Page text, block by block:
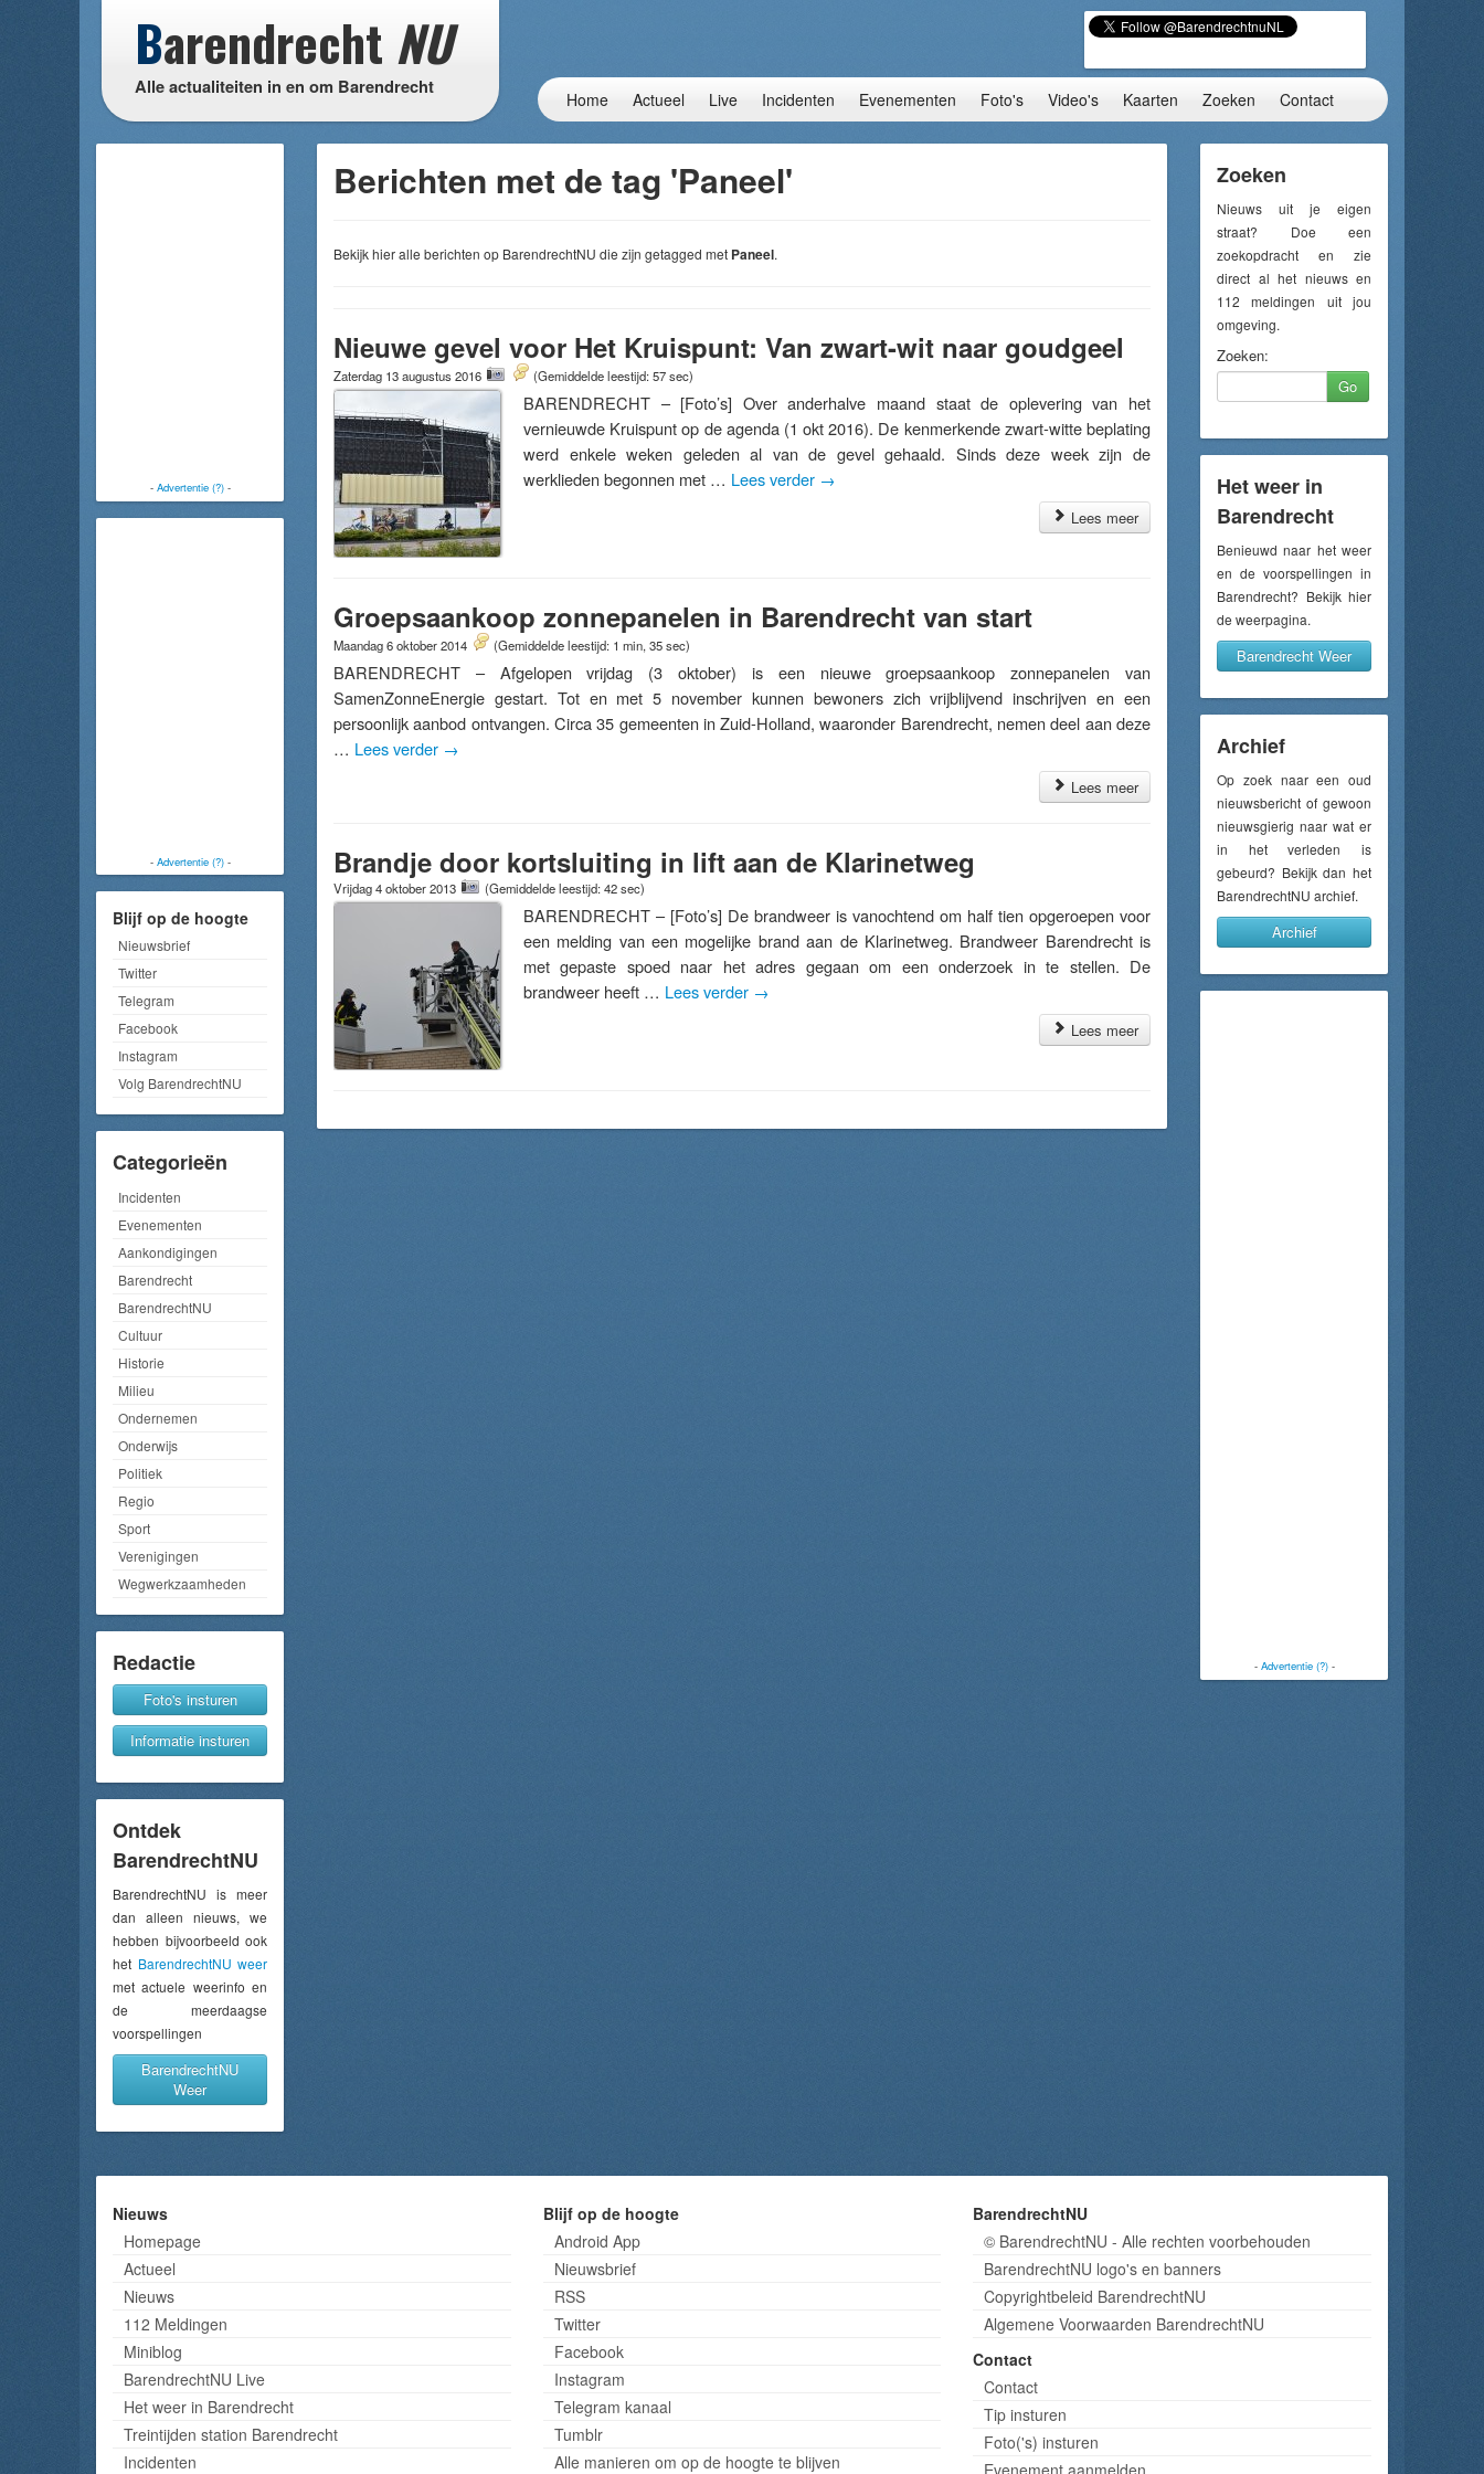
Barendrecht NU
Alle actualiteiten in en om Barendrecht
Home Actueel Live Incidenten Evenementen Foto's Video's Kaarten Zoeken Contact
- Advertentie (?)-
- Advertentie (?)-
Blijf op de hoogte
Nieuwsbrief
Twitter
Telegram
Facebook
Instagram
Volg BarendrechtNU
Categorieën
Incidenten
Evenementen
Aankondigingen
Barendrecht
BarendrechtNU
Cultuur
Historie
Milieu
Ondernemen
Onderwijs
Politiek
Regio
Sport
Verenigingen
Wegwerkzaamheden
Redactie
Foto's insturen
Informatie insturen
Ontdek
BarendrechtNU
BarendrechtNU is meer
dan alleen nieuws, we
hebben bijvoorbeeld ook
het BarendrechtNU weer
met actuele weerinfo en
de meerdaagse
voorspellingen
BarendrechtNU
Weer
Berichten met de tag 'Paneel'
Bekijk hier alle berichten op BarendrechtNU die zijn getagged met Paneel.
Nieuwe gevel voor Het Kruispunt: Van zwart-wit naar goudgeel
Zaterdag 13 augustus 2016 (Gemiddelde leestijd: 57 sec)
BARENDRECHT – [Foto’s] Over anderhalve maand staat de oplevering van het
vernieuwde Kruispunt op de agenda (1 okt 2016). De kenmerkende zwart-witte beplating
werd enkele weken geleden al van de gevel gehaald. Sinds deze week zijn de
werklieden begonnen met … Lees verder →
Lees meer
Groepsaankoop zonnepanelen in Barendrecht van start
Maandag 6 oktober 2014 (Gemiddelde leestijd: 1 min, 35 sec)
BARENDRECHT – Afgelopen vrijdag (3 oktober) is een nieuwe groepsaankoop zonnepanelen van
SamenZonneEnergie gestart. Tot en met 5 november kunnen bewoners zich vrijblijvend inschrijven en een
persoonlijk aanbod ontvangen. Circa 35 gemeenten in Zuid-Holland, waaronder Barendrecht, nemen deel aan deze
… Lees verder →
Lees meer
Brandje door kortsluiting in lift aan de Klarinetweg
Vrijdag 4 oktober 2013 (Gemiddelde leestijd: 42 sec)
BARENDRECHT – [Foto’s] De brandweer is vanochtend om half tien opgeroepen voor
een melding van een mogelijke brand aan de Klarinetweg. Brandweer Barendrecht is
met gepaste spoed naar het adres gegaan om een onderzoek in te stellen. De
brandweer heeft … Lees verder →
Lees meer
Zoeken
Nieuws uit je eigen
straat? Doe een
zoekopdracht en zie
direct al het nieuws en
112 meldingen uit jou
omgeving.
Zoeken:
Go
Het weer in
Barendrecht
Benieuwd naar het weer
en de voorspellingen in
Barendrecht? Bekijk hier
de weerpagina.
Barendrecht Weer
Archief
Op zoek naar een oud
nieuwsbericht of gewoon
nieuwsgierig naar wat er
in het verleden is
gebeurd? Bekijk dan het
BarendrechtNU archief.
Archief
- Advertentie (?)-
Nieuws
Homepage
Actueel
Nieuws
112 Meldingen
Miniblog
BarendrechtNU Live
Het weer in Barendrecht
Treintijden station Barendrecht
Incidenten
Blijf op de hoogte
Android App
Nieuwsbrief
RSS
Twitter
Facebook
Instagram
Telegram kanaal
Tumblr
Alle manieren om op de hoogte te blijven
BarendrechtNU
© BarendrechtNU - Alle rechten voorbehouden
BarendrechtNU logo's en banners
Copyrightbeleid BarendrechtNU
Algemene Voorwaarden BarendrechtNU
Contact
Contact
Tip insturen
Foto('s) insturen